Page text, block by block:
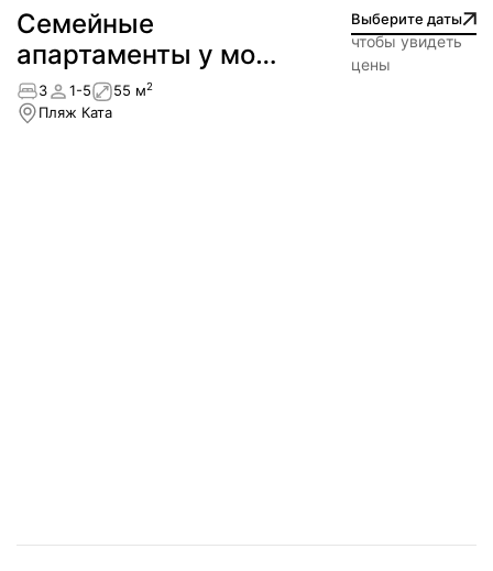
Семейные
апартаменты у моря
— пляж Ката
Выберите даты
чтобы увидеть
цены
3 1-5 55 м2
Пляж Ката